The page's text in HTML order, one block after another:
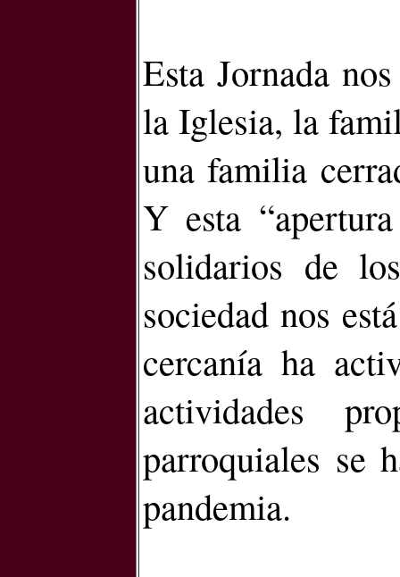
Esta Jornada
la Iglesia, la
una familia
Y esta
solidarios de
sociedad nos
cercanía ha
actividades
parroquiales se
pandemia.